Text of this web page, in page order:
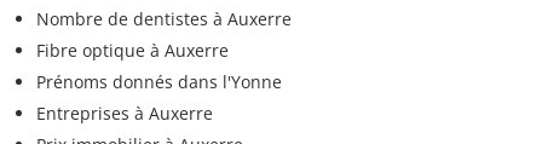
Nombre de dentistes à Auxerre
Fibre optique à Auxerre
Prénoms donnés dans l'Yonne
Entreprises à Auxerre